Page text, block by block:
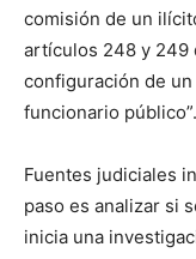
comisión de un
artículos 248 y 249
configuración de
funcionario público”.
Fuentes judiciales
paso es analizar si
inicia una